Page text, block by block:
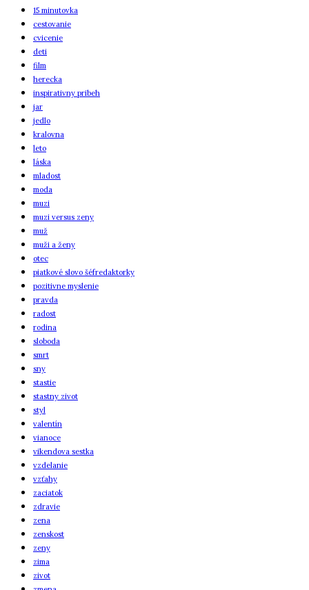
15 minutovka
cestovanie
cvicenie
deti
film
herecka
inspirativny pribeh
jar
jedlo
kralovna
leto
láska
mladost
moda
muzi
muzi versus zeny
muž
muži a ženy
otec
piatkové slovo šéfredaktorky
pozitivne myslenie
pravda
radost
rodina
sloboda
smrt
sny
stastie
stastny zivot
styl
valentín
vianoce
vikendova sestka
vzdelanie
vzťahy
zaciatok
zdravie
zena
zenskost
zeny
zima
zivot